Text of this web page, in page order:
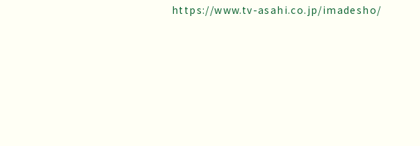
https://www.tv-asahi.co.jp/imadesho/